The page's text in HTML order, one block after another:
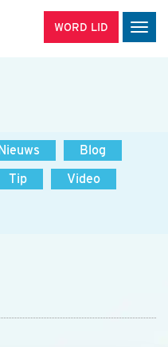
WORD LID
Blog
Tip
Video